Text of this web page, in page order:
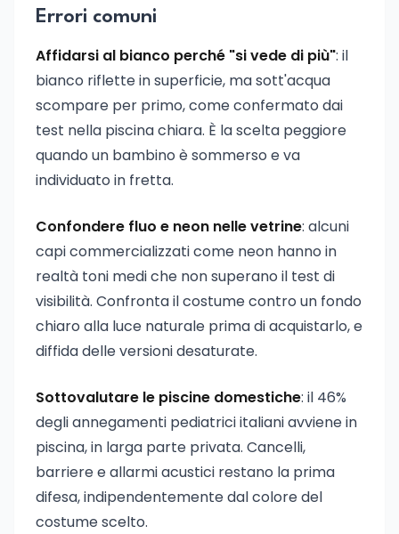
Errori comuni
Affidarsi al bianco perché "si vede di più": il
bianco riflette in superficie, ma sott'acqua
scompare per primo, come confermato dai
test nella piscina chiara. È la scelta peggiore
quando un bambino è sommerso e va
individuato in fretta.
Confondere fluo e neon nelle vetrine: alcuni
capi commercializzati come neon hanno in
realtà toni medi che non superano il test di
visibilità. Confronta il costume contro un fondo
chiaro alla luce naturale prima di acquistarlo, e
diffida delle versioni desaturate.
Sottovalutare le piscine domestiche: il 46%
degli annegamenti pediatrici italiani avviene in
piscina, in larga parte privata. Cancelli,
barriere e allarmi acustici restano la prima
difesa, indipendentemente dal colore del
costume scelto.